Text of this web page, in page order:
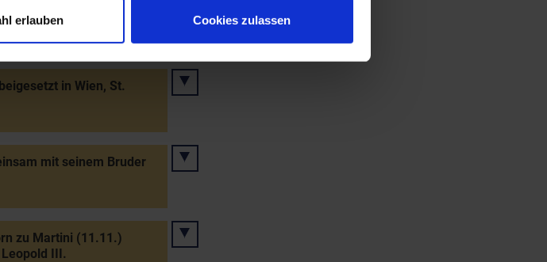
erlauben Cookies zulassen
in Wien, St.
mit seinem Bruder
zu Martini (11.11.)
III.